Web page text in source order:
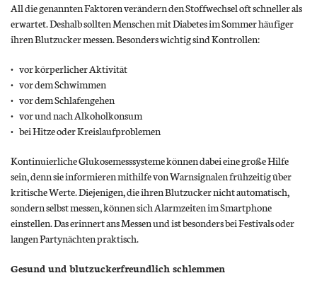
All die genannten Faktoren verändern den Stoffwechsel oft schneller als
erwartet. Deshalb sollten Menschen mit Diabetes im Sommer häufiger
ihren Blutzucker messen. Besonders wichtig sind Kontrollen:
vor körperlicher Aktivität
vor dem Schwimmen
vor dem Schlafengehen
vor und nach Alkoholkonsum
bei Hitze oder Kreislaufproblemen
Kontinuierliche Glukosemesssysteme können dabei eine große Hilfe
sein, denn sie informieren mithilfe von Warnsignalen frühzeitig über
kritische Werte. Diejenigen, die ihren Blutzucker nicht automatisch,
sondern selbst messen, können sich Alarmzeiten im Smartphone
einstellen. Das erinnert ans Messen und ist besonders bei Festivals oder
langen Partynächten praktisch.
Gesund und blutzuckerfreundlich schlemmen